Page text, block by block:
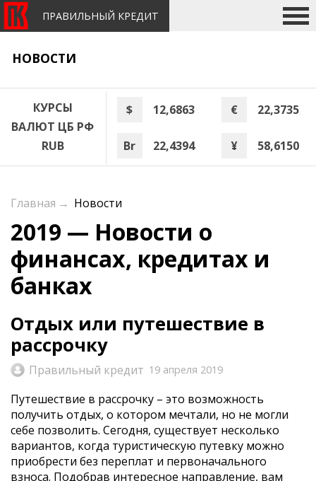
ПРАВИЛЬНЫЙ КРЕДИТ
НОВОСТИ
КУРСЫ
ВАЛЮТ ЦБ РФ
RUB
$ 12,6863 € 22,3735
Br 22,4394 ¥ 58,6150
Главная → Новости
2019 — Новости о
финансах, кредитах и
банках
Отдых или путешествие в
рассрочку
Правильный кредит 19 апреля 2019
Путешествие в рассрочку – это возможность
получить отдых, о котором мечтали, но не могли
себе позволить. Сегодня, существует несколько
вариантов, когда туристическую путевку можно
приобрести без переплат и первоначального
взноса. Подобрав интересное направление, вам